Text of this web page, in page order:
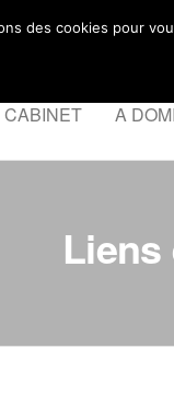
CABINET A
des cookies pour